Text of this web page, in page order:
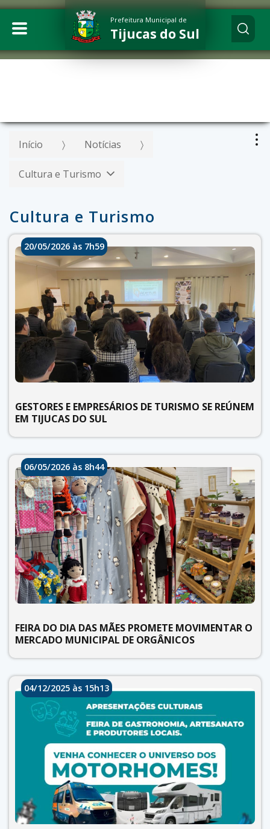
Prefeitura Municipal de
Tijucas do Sul
Início Notícias
Cultura e Turismo
Cultura e Turismo
20/05/2026 às 7h59
GESTORES E EMPRESÁRIOS DE TURISMO SE REÚNEM
EM TIJUCAS DO SUL
06/05/2026 às 8h44
FEIRA DO DIA DAS MÃES PROMETE MOVIMENTAR O
MERCADO MUNICIPAL DE ORGÂNICOS
04/12/2025 às 15h13